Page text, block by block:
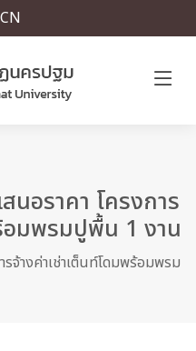
นอราคา โครงการ
อมพรมปูพื้น 1 งาน
จ้างค่าเช่าเต็นท์โดมพร้อมพรม